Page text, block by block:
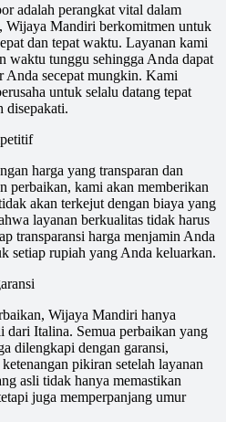
adalah perangkat vital dalam
Wijaya Mandiri berkomitmen untuk
dan tepat waktu. Layanan kami
waktu tunggu sehingga Anda dapat
Anda secepat mungkin. Kami
untuk selalu datang tepat
disepakati.
harga yang transparan dan
perbaikan, kami akan memberikan
akan terkejut dengan biaya yang
layanan berkualitas tidak harus
transparansi harga menjamin Anda
setiap rupiah yang Anda keluarkan.
Wijaya Mandiri hanya
dari Italina. Semua perbaikan yang
dilengkapi dengan garansi,
pikiran setelah layanan
asli tidak hanya memastikan
juga memperpanjang umur